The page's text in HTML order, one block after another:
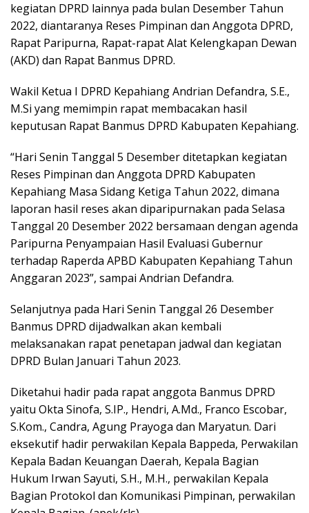
kegiatan DPRD lainnya pada bulan Desember Tahun
2022, diantaranya Reses Pimpinan dan Anggota DPRD,
Rapat Paripurna, Rapat-rapat Alat Kelengkapan Dewan
(AKD) dan Rapat Banmus DPRD.
Wakil Ketua I DPRD Kepahiang Andrian Defandra, S.E.,
M.Si yang memimpin rapat membacakan hasil
keputusan Rapat Banmus DPRD Kabupaten Kepahiang.
“Hari Senin Tanggal 5 Desember ditetapkan kegiatan
Reses Pimpinan dan Anggota DPRD Kabupaten
Kepahiang Masa Sidang Ketiga Tahun 2022, dimana
laporan hasil reses akan diparipurnakan pada Selasa
Tanggal 20 Desember 2022 bersamaan dengan agenda
Paripurna Penyampaian Hasil Evaluasi Gubernur
terhadap Raperda APBD Kabupaten Kepahiang Tahun
Anggaran 2023”, sampai Andrian Defandra.
Selanjutnya pada Hari Senin Tanggal 26 Desember
Banmus DPRD dijadwalkan akan kembali
melaksanakan rapat penetapan jadwal dan kegiatan
DPRD Bulan Januari Tahun 2023.
Diketahui hadir pada rapat anggota Banmus DPRD
yaitu Okta Sinofa, S.IP., Hendri, A.Md., Franco Escobar,
S.Kom., Candra, Agung Prayoga dan Maryatun. Dari
eksekutif hadir perwakilan Kepala Bappeda, Perwakilan
Kepala Badan Keuangan Daerah, Kepala Bagian
Hukum Irwan Sayuti, S.H., M.H., perwakilan Kepala
Bagian Protokol dan Komunikasi Pimpinan, perwakilan